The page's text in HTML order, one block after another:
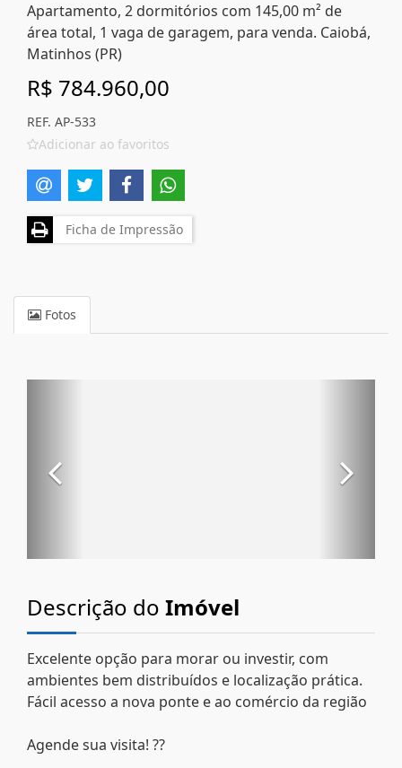
Apartamento, 2 dormitórios com 145,00 m² de
área total, 1 vaga de garagem, para venda. Caiobá,
Matinhos (PR)
R$ 784.960,00
REF. AP-533
Adicionar ao favoritos
Ficha de Impressão
Fotos
Descrição do Imóvel
Excelente opção para morar ou investir, com
ambientes bem distribuídos e localização prática.
Fácil acesso a nova ponte e ao comércio da região
Agende sua visita! ??